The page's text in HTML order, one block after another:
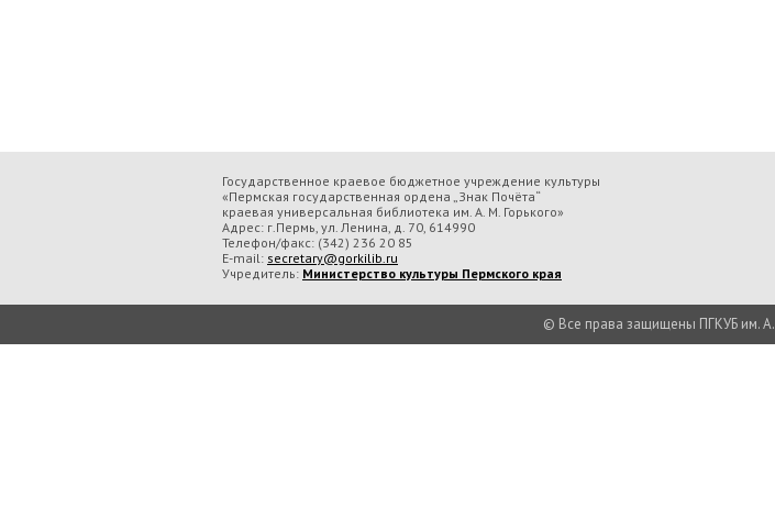
Государственное краевое бюджетное учреждение культуры
«Пермская государственная ордена „Знак Почёта“
краевая универсальная библиотека им. А. М. Горького»
Адрес: г.Пермь, ул. Ленина, д. 70, 614990
Телефон/факс: (342) 236 20 85
E-mail: secretary@gorkilib.ru
Учредитель: Министерство культуры Пермского края
© Все права защищены ПГКУБ им.
Во время посещения сайта Государственное краевое бюджетное учреждение культуры «Пермская государственная
обрабатываем данные с использованием метрических программ.